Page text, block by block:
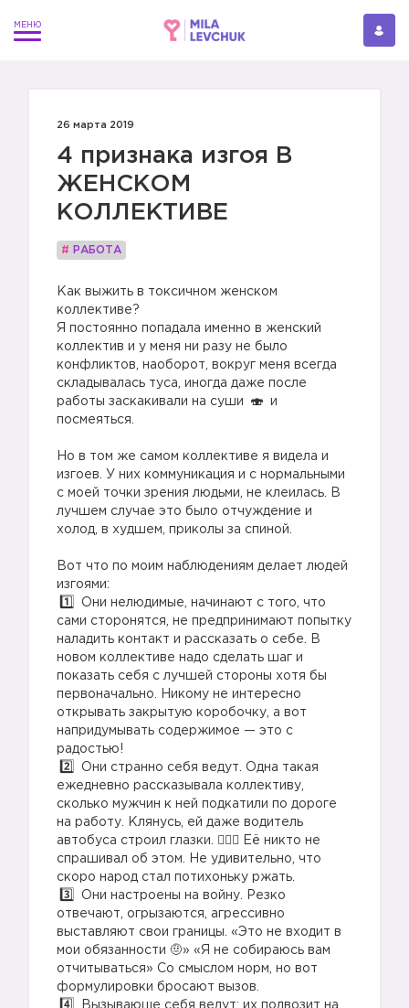
26 марта 2019
4 признака изгоя В
ЖЕНСКОМ
КОЛЛЕКТИВЕ
# РАБОТА
Как выжить в токсичном женском
коллективе?
Я постоянно попадала именно в женский
коллектив и у меня ни разу не было
конфликтов, наоборот, вокруг меня всегда
складывалась туса, иногда даже после
работы заскакивали на суши
и
посмеяться.
Но в том же самом коллективе я видела и
изгоев. У них коммуникация и с нормальными
с моей точки зрения людьми, не клеилась. В
лучшем случае это было отчуждение и
холод, в худшем, приколы за спиной.
Вот что по моим наблюдениям делает людей
изгоями:
Они нелюдимые, начинают с того, что
сами сторонятся, не предпринимают попытку
наладить контакт и рассказать о себе. В
новом коллективе надо сделать шаг и
показать себя с лучшей стороны хотя бы
первоначально. Никому не интересно
открывать закрытую коробочку, а вот
напридумывать содержимое — это с
радостью!
Они странно себя ведут. Одна такая
ежедневно рассказывала коллективу,
сколько мужчин к ней подкатили по дороге
на работу. Клянусь, ей даже водитель
автобуса строил глазки. 🤷🏼‍♀️ Её никто не
спрашивал об этом. Не удивительно, что
скоро народ стал потихоньку ржать.
Они настроены на войну. Резко
отвечают, огрызаются, агрессивно
выставляют свои границы. «Это не входит в
мои обязанности 🤨» «Я не собираюсь вам
отчитываться» Со смыслом норм, но вот
формулировки бросают вызов.
Вызывающе себя ведут: их подвозит на